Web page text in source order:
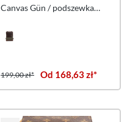
Canvas Gün / podszewka
199,00 zł* Od 168,63 zł*